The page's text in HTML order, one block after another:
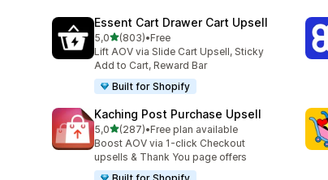
Essent Cart Drawer Cart Upsell
5,0z 5 hvězd
(803)
Celkový počet recenzí: 803
•Free
Lift AOV via Slide Cart Upsell, Sticky
Add to Cart, Reward Bar
Built for Shopify
Kaching Post Purchase Upsell
5,0z 5 hvězd
(287)
Celkový počet recenzí: 287
•Free plan available
Boost AOV via 1-click Checkout
upsells & Thank You page offers